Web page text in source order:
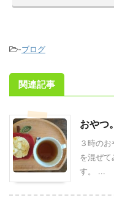
-ブログ
関連記事
おやつ。
３時の
を混ぜ
す。 ...